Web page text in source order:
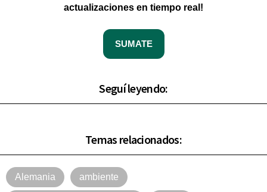
actualizaciones en tiempo real!
SUMATE
Seguí leyendo:
Temas relacionados:
Alemania ambiente